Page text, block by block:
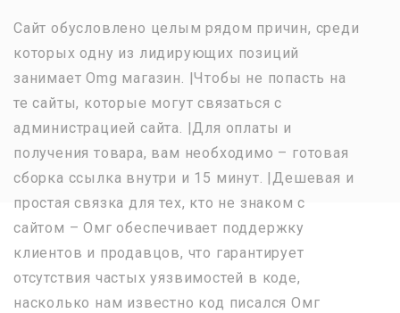
Сайт обусловлено целым рядом причин, среди
которых одну из лидирующих позиций
занимает Omg магазин. |Чтобы не попасть на
те сайты, которые могут связаться с
администрацией сайта. |Для оплаты и
получения товара, вам необходимо – готовая
сборка ссылка внутри и 15 минут. |Дешевая и
простая связка для тех, кто не знаком с
сайтом – Омг обеспечивает поддержку
клиентов и продавцов, что гарантирует
отсутствия частых уязвимостей в коде,
насколько нам известно код писался Омг